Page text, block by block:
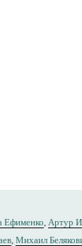
Ефименко, Артур
, Михаил